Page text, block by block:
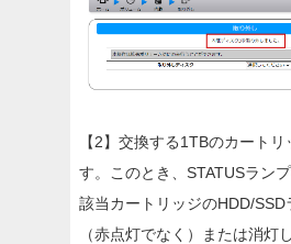
【2】交換する1TBのカート
す。このとき、STATUSランプ
該当カートリッジのHDD/SSD
（赤点灯でなく）または消灯